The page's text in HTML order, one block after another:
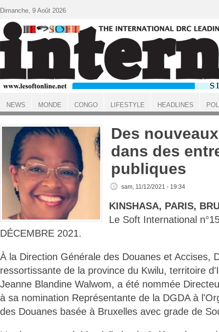
ACCUEIL
Des
dans des
publiques
sam, 11/12/2021 - 19:34
KINSHASA, PARIS,
Le Soft International
DÉCEMBRE 2021.
À la Direction Générale des Douanes et Accises,
ressortissante de la province du Kwilu, territoire
Jeanne Blandine Walwom, a été nommée
à sa nomination Représentante de la DGDA à
des Douanes basée à Bruxelles avec grade de
Dimanche, 9 Août 2026
NEWS MONDE CONGO LIFESTYLE HEADLINES